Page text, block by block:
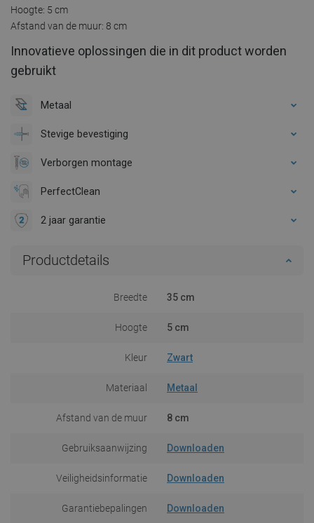
Hoogte: 5 cm
Afstand van de muur: 8 cm
Innovatieve oplossingen die in dit product worden
gebruikt
Metaal
Stevige bevestiging
Verborgen montage
PerfectClean
2 jaar garantie
Productdetails
Breedte 35 cm
Hoogte 5 cm
Kleur Zwart
Materiaal Metaal
Afstand van de muur 8 cm
Gebruiksaanwijzing Downloaden
Veiligheidsinformatie Downloaden
Garantiebepalingen Downloaden